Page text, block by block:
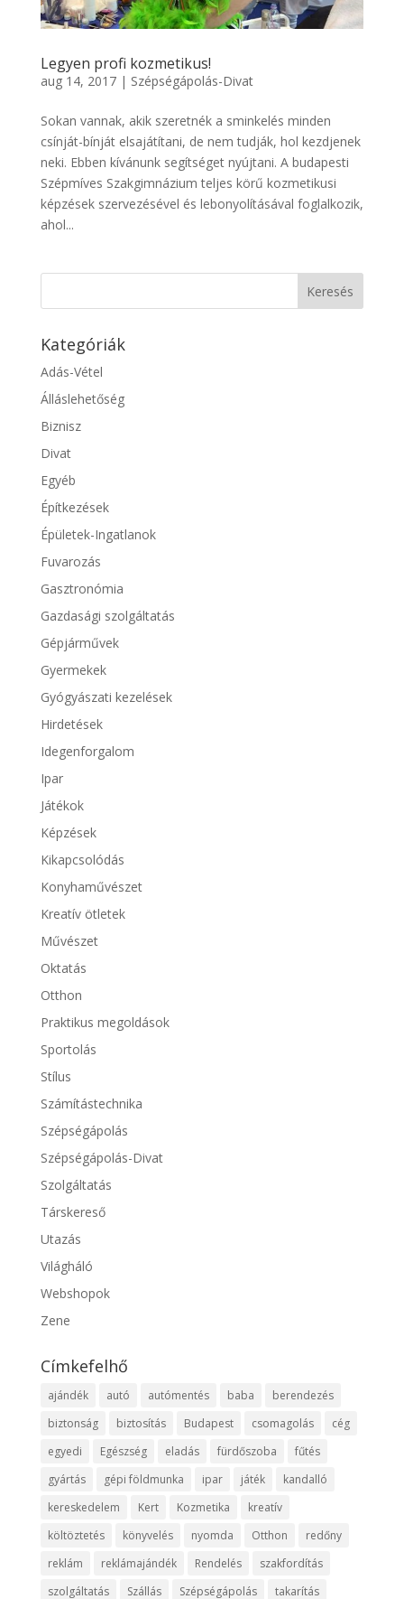
Legyen profi kozmetikus!
aug 14, 2017| Szépségápolás-Divat
Sokan vannak, akik szeretnék a sminkelés minden
csínját-bínját elsajátítani, de nem tudják, hol kezdjenek
neki. Ebben kívánunk segítséget nyújtani. A budapesti
Szépmíves Szakgimnázium teljes körű kozmetikusi
képzések szervezésével és lebonyolításával foglalkozik,
ahol...
Kategóriák
Adás-Vétel
Álláslehetőség
Biznisz
Divat
Egyéb
Építkezések
Épületek-Ingatlanok
Fuvarozás
Gasztronómia
Gazdasági szolgáltatás
Gépjárművek
Gyermekek
Gyógyászati kezelések
Hirdetések
Idegenforgalom
Ipar
Játékok
Képzések
Kikapcsolódás
Konyhaművészet
Kreatív ötletek
Művészet
Oktatás
Otthon
Praktikus megoldások
Sportolás
Stílus
Számítástechnika
Szépségápolás
Szépségápolás-Divat
Szolgáltatás
Társkereső
Utazás
Világháló
Webshopok
Zene
Címkefelhő
ajándék autó autómentés baba
berendezés
biztonság
biztosítás Budapest csomagolás
cég
egyedi
Egészség eladás fürdőszoba
fűtés
gyártás
gépi földmunka ipar játék
kandalló
kereskedelem
Kert Kozmetika
kreatív
költöztetés
könyvelés nyomda Otthon
redőny
reklám
reklámajándék Rendelés
szakfordítás
szolgáltatás
Szállás Szépségápolás takarítás